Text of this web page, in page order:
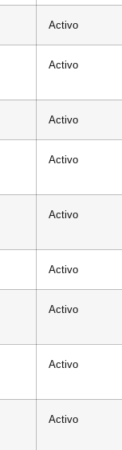
Activo
Activo
Activo
Activo
Activo
Activo
Activo
Activo
Activo